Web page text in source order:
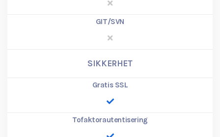
GIT/SVN
SIKKERHET
Gratis SSL
Tofaktorautentisering